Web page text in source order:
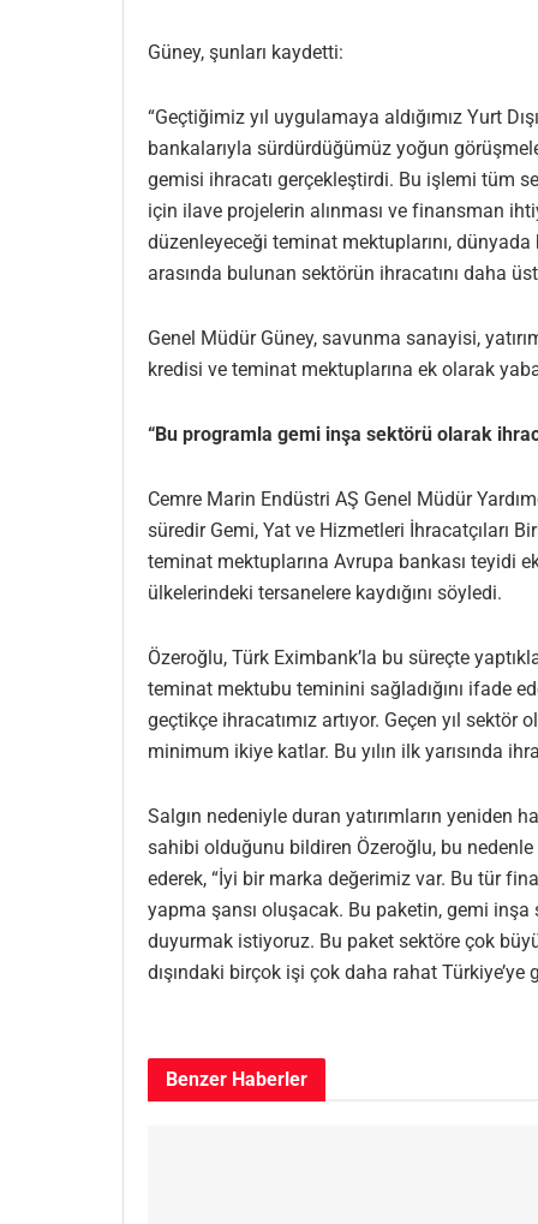
Güney, şunları kaydetti:
“Geçtiğimiz yıl uygulamaya aldığımız Yurt
bankalarıyla sürdürdüğümüz yoğun
gemisi ihracatı gerçekleştirdi. Bu işlemi tüm
için ilave projelerin alınması ve finansman
düzenleyeceği teminat mektuplarını,
arasında bulunan sektörün ihracatını daha
Genel Müdür Güney, savunma sanayisi,
kredisi ve teminat mektuplarına ek olarak
“Bu programla gemi inşa sektörü olarak
Cemre Marin Endüstri AŞ Genel Müdür
süredir Gemi, Yat ve Hizmetleri İhracatçıları
teminat mektuplarına Avrupa bankası teyidi
ülkelerindeki tersanelere kaydığını söyledi.
Özeroğlu, Türk Eximbank’la bu süreçte
teminat mektubu teminini sağladığını ifade
geçtikçe ihracatımız artıyor. Geçen yıl
minimum ikiye katlar. Bu yılın ilk yarısında
Salgın nedeniyle duran yatırımların yeniden
sahibi olduğunu bildiren Özeroğlu, bu nedenle
ederek, “İyi bir marka değerimiz var. Bu tür
yapma şansı oluşacak. Bu paketin, gemi
duyurmak istiyoruz. Bu paket sektöre çok
dışındaki birçok işi çok daha rahat
Benzer Haberler